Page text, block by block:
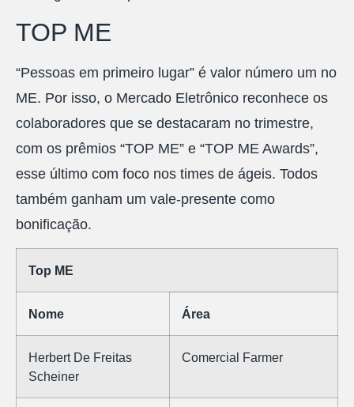
TOP ME
“Pessoas em primeiro lugar” é valor número um no
ME. Por isso, o Mercado Eletrônico reconhece os
colaboradores que se destacaram no trimestre,
com os prêmios “TOP ME” e “TOP ME Awards”,
esse último com foco nos times de ágeis. Todos
também ganham um vale-presente como
bonificação.
Top ME
Nome Área
Herbert De Freitas
Scheiner
Comercial Farmer